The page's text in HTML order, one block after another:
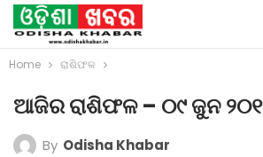
Home ରାଶିଫଳ
ଆଜିର ରାଶିଫଳ – ୦୯ ଜୁନ
By Odisha Khabar